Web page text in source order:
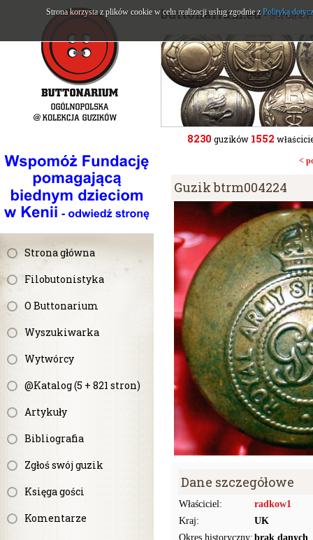
Strona główna
Filobutonistyka
O Buttonarium
Wyszukiwarka
Wytwórcy
@Katalog (5 + 821 stron)
Artykuły
Bibliografia
Zgłoś swój guzik
Księga gości
Komentarze
buttonarium.eu- Strona
8230 guzików 1552
<
Guzik btrm004224
Dane szczegółowe
Właściciel:
radkow1
Kraj:
UK
Okres historyczny: brak danych
Strona korzysta z plików cookie w celu realizacji usług zgodnie z Polityką